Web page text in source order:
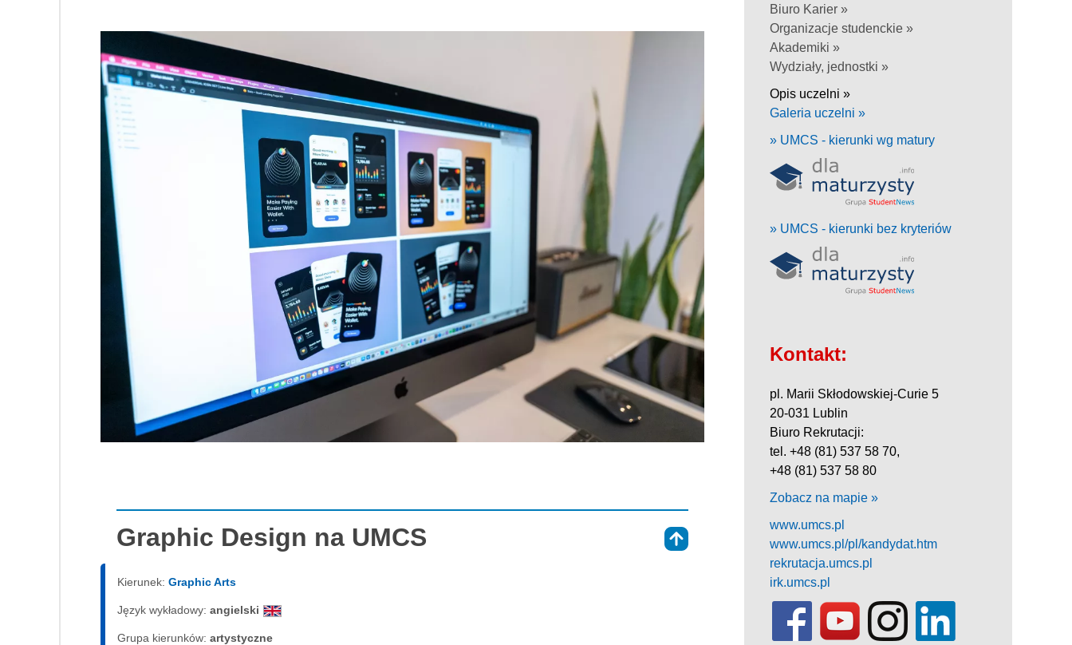
Graphic Design na UMCS
Kierunek: Graphic Arts
Język wykładowy: angielski
Grupa kierunków: artystyczne
Biuro Karier »
Organizacje studenckie »
Akademiki »
Wydziały, jednostki »
Opis uczelni »
Galeria uczelni »
» UMCS - kierunki wg matury
» UMCS - kierunki bez kryteriów
Kontakt:
pl. Marii Skłodowskiej-Curie 5
20-031 Lublin
Biuro Rekrutacji:
tel. +48 (81) 537 58 70,
+48 (81) 537 58 80
Zobacz na mapie »
www.umcs.pl
www.umcs.pl/pl/kandydat.htm
rekrutacja.umcs.pl
irk.umcs.pl